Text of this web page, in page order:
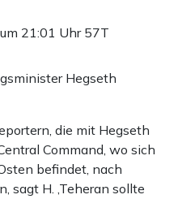
21:01 Uhr 57T
Hegseth
die mit Hegseth
Command, wo sich
befindet, nach
sagt H. ,Teheran sollte